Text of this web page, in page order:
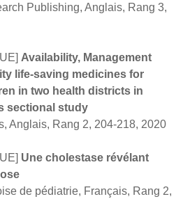
Publishing, Anglais, Rang 3,
Availability, Management
life-saving medicines for
in two health districts in
sectional study
Anglais, Rang 2, 204-218, 2020
Une cholestase révélant
de pédiatrie, Français, Rang 2,